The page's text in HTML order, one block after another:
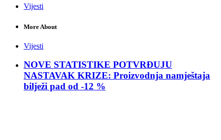
Vijesti
More About
Vijesti
NOVE STATISTIKE POTVRĐUJU
NASTAVAK KRIZE: Proizvodnja namještaja
bilježi pad od -12 %